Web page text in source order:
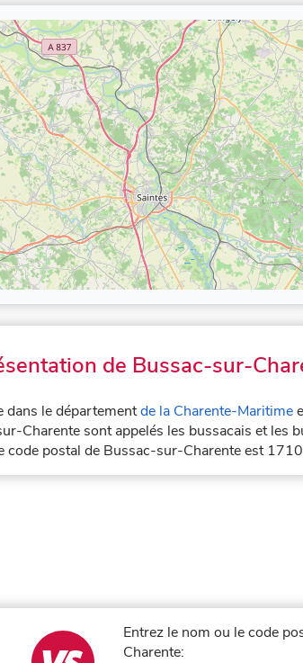
de Bussac-sur-
dans le départementde la Charente-Maritime
Charente sont appelés les bussacais et les
code postal de Bussac-sur-Charente est
Entrez le nom ou le code
Charente: